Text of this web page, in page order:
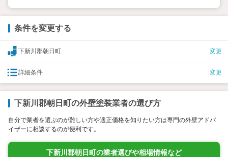
条件を変更する
下新川郡朝日町 変更
詳細条件 変更
下新川郡朝日町の外壁塗装業者の選び方
自分で業者を選ぶのが難しい方や適正価格を知りたい方は専門の外壁アドバ
イザーに相談するのが便利です。
下新川郡朝日町の業者選びや相場情報など